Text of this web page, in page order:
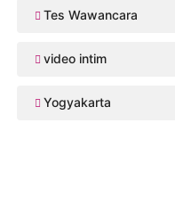
Tes Wawancara
video intim
Yogyakarta